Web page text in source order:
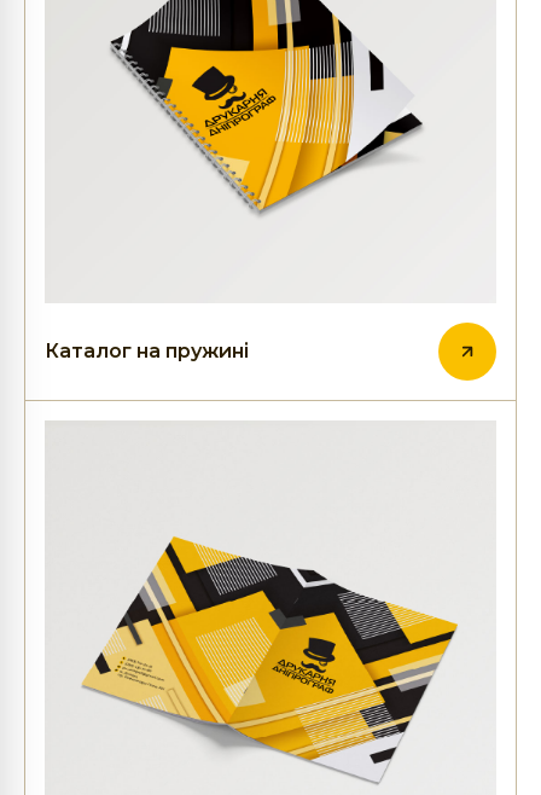
Каталог на пружині